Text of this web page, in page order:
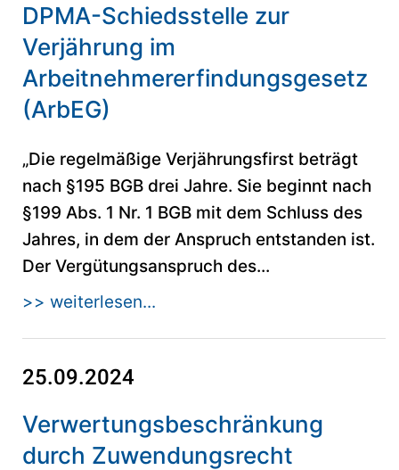
DPMA-Schiedsstelle zur
Verjährung im
Arbeitnehmererfindungsgesetz
(ArbEG)
„Die regelmäßige Verjährungsfirst beträgt
nach §195 BGB drei Jahre. Sie beginnt nach
§199 Abs. 1 Nr. 1 BGB mit dem Schluss des
Jahres, in dem der Anspruch entstanden ist.
Der Vergütungsanspruch des...
>> weiterlesen...
25.09.2024
Verwertungsbeschränkung
durch Zuwendungsrecht